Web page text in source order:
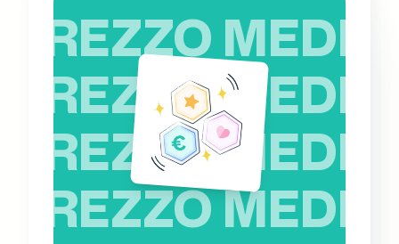
PREZZO MEDIO
PREZZO MEDIO
PREZZO MEDIO
PREZZO MEDIO